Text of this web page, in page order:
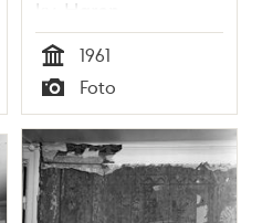
kv. Haren
Tid
1961
Typ
Foto